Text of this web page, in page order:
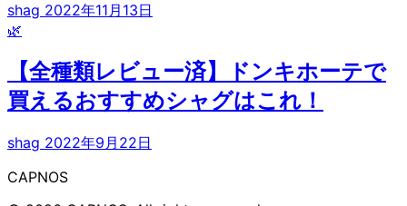
shag 2022年11月13日
🌿
【全種類レビュー済】ドンキホーテで
買えるおすすめシャグはこれ！
shag 2022年9月22日
CAPNOS